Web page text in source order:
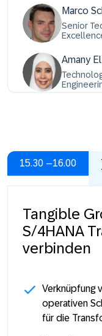
Marco
Senior
Amany
15.30 –16.00
Tangible
S/4HANA
verbinden
Verknüpfung
operativen
für die